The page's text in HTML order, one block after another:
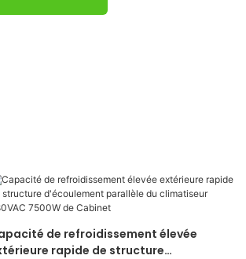
de refroidissement élevée
rapide de structure